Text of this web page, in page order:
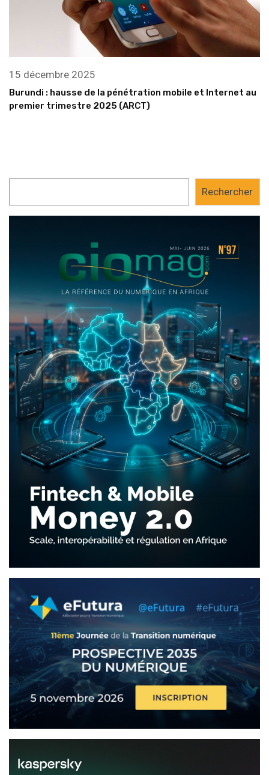
15 décembre 2025
Burundi : hausse de la pénétration mobile et Internet au
premier trimestre 2025 (ARCT)
Rechercher